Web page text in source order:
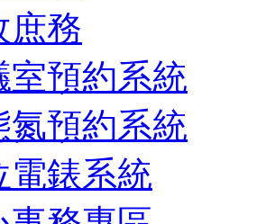
庶務
室預約系統
氮預約系統
電錶系統